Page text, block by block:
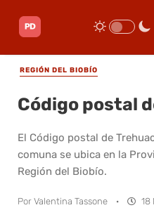
REGIÓN DEL BIOBÍO
Código postal
El Código postal de
comuna se ubica en la
Región del Biobío.
Por Valentina Tassone · 18